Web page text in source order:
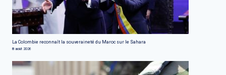
La Colombie reconnaît la souveraineté du Maroc sur le Sahara
8 août 2026